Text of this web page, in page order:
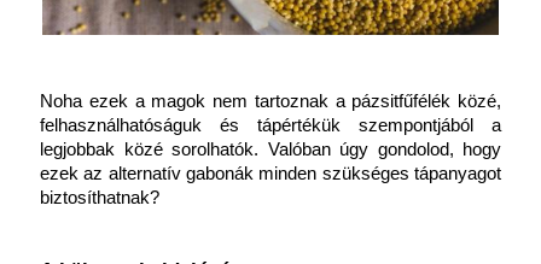
Noha ezek a magok nem tartoznak a pázsitfűfélék közé,
felhasználhatóságuk és tápértékük szempontjából a
legjobbak közé sorolhatók. Valóban úgy gondolod, hogy
ezek az alternatív gabonák minden szükséges tápanyagot
biztosíthatnak?